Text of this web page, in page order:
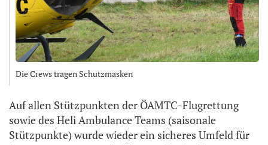
Die Crews tragen Schutzmasken
Auf allen Stützpunkten der ÖAMTC-Flugrettung
sowie des Heli Ambulance Teams (saisonale
Stützpunkte) wurde wieder ein sicheres Umfeld für